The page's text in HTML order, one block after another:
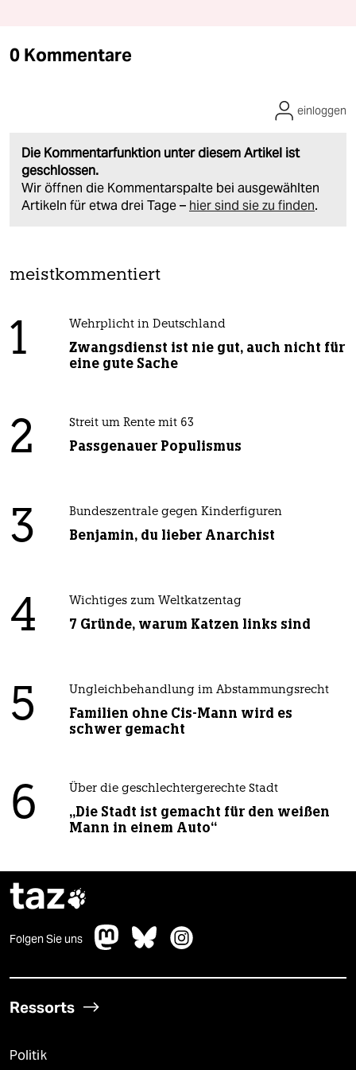
0 Kommentare
Die Kommentarfunktion unter diesem Artikel ist
geschlossen.
Wir öffnen die Kommentarspalte bei ausgewählten
Artikeln für etwa drei Tage – hier sind sie zu finden.
einloggen
meistkommentiert
1 Wehrplicht in Deutschland
Zwangsdienst ist nie gut, auch nicht für
eine gute Sache
2 Streit um Rente mit 63
Passgenauer Populismus
3 Bundeszentrale gegen Kinderfiguren
Benjamin, du lieber Anarchist
4 Wichtiges zum Weltkatzentag
7 Gründe, warum Katzen links sind
5 Ungleichbehandlung im Abstammungsrecht
Familien ohne Cis-Mann wird es
schwer gemacht
6 Über die geschlechtergerechte Stadt
„Die Stadt ist gemacht für den weißen
Mann in einem Auto“
taz
Folgen Sie uns
Ressorts
Politik